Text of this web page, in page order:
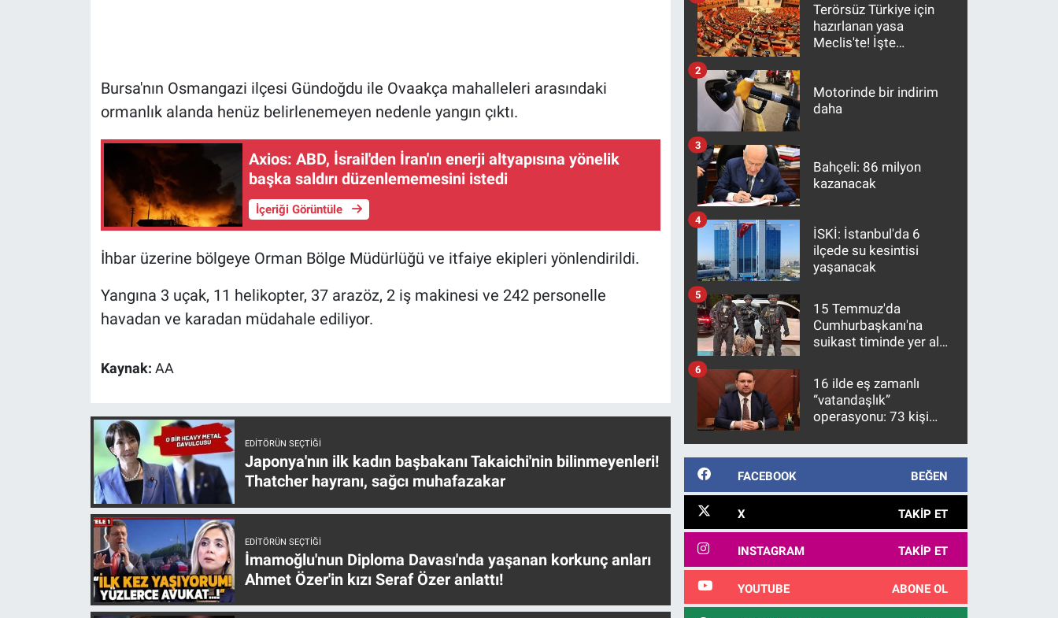
Bursa'nın Osmangazi ilçesi Gündoğdu ile Ovaakça mahalleleri arasındaki
ormanlık alanda henüz belirlenemeyen nedenle yangın çıktı.
Axios: ABD, İsrail'den İran'ın enerji altyapısına yönelik
başka saldırı düzenlememesini istedi
İçeriği Görüntüle
İhbar üzerine bölgeye Orman Bölge Müdürlüğü ve itfaiye ekipleri yönlendirildi.
Yangına 3 uçak, 11 helikopter, 37 arazöz, 2 iş makinesi ve 242 personelle
havadan ve karadan müdahale ediliyor.
Kaynak: AA
EDITÖRÜN SEÇTIĞI
Japonya'nın ilk kadın başbakanı Takaichi'nin bilinmeyenleri!
Thatcher hayranı, sağcı muhafazakar
EDITÖRÜN SEÇTIĞI
İmamoğlu'nun Diploma Davası'nda yaşanan korkunç anları
Ahmet Özer'in kızı Seraf Özer anlattı!
Terörsüz Türkiye için
hazırlanan yasa
Meclis'te! İşte
Motorinde bir indirim
daha
2
Bahçeli: 86 milyon
kazanacak
3
İSKİ: İstanbul'da 6
ilçede su kesintisi
yaşanacak
4
15 Temmuz'da
Cumhurbaşkanı'na
suikast timinde yer alan
10 yıl sonra yakalandı
5
16 ilde eş zamanlı
“vatandaşlık”
operasyonu: 73 kişi
6
FACEBOOK BEĞEN
X TAKIP ET
INSTAGRAM TAKIP ET
YOUTUBE ABONE OL
Ne demişti
Programlar
Teknoloji
Türkiye'nin Geleceği